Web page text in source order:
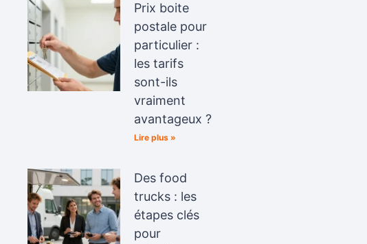
Prix boite
postale pour
particulier :
les tarifs
sont-ils
vraiment
avantageux ?
Lire plus »
Des food
trucks : les
étapes clés
pour